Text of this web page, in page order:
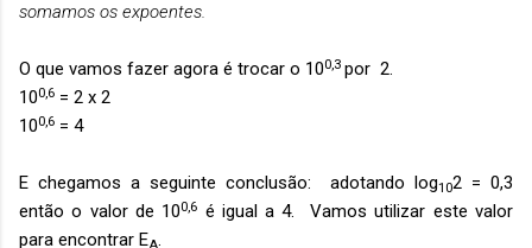
somamos os expoentes.
O que vamos fazer agora é trocar o 100,3 por 2.
100,6 = 2 x 2
100,6 = 4
E chegamos a seguinte conclusão: adotando log102 = 0,3
então o valor de 100,6 é igual a 4. Vamos utilizar este valor
para encontrar E .